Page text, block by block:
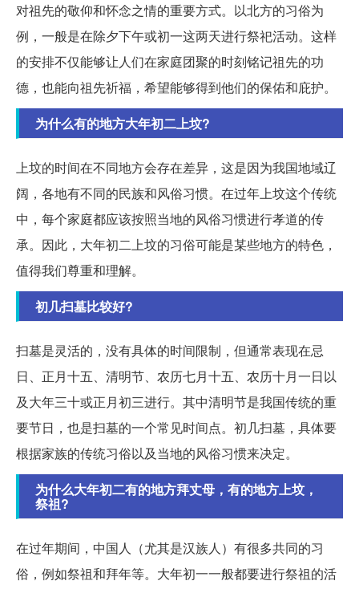
对祖先的敬仰和怀念之情的重要方式。以北方的习俗为
例，一般是在除夕下午或初一这两天进行祭祀活动。这样
的安排不仅能够让人们在家庭团聚的时刻铭记祖先的功
德，也能向祖先祈福，希望能够得到他们的保佑和庇护。
为什么有的地方大年初二上坟?
上坟的时间在不同地方会存在差异，这是因为我国地域辽
阔，各地有不同的民族和风俗习惯。在过年上坟这个传统
中，每个家庭都应该按照当地的风俗习惯进行孝道的传
承。因此，大年初二上坟的习俗可能是某些地方的特色，
值得我们尊重和理解。
初几扫墓比较好?
扫墓是灵活的，没有具体的时间限制，但通常表现在忌
日、正月十五、清明节、农历七月十五、农历十月一日以
及大年三十或正月初三进行。其中清明节是我国传统的重
要节日，也是扫墓的一个常见时间点。初几扫墓，具体要
根据家族的传统习俗以及当地的风俗习惯来决定。
为什么大年初二有的地方拜丈母，有的地方上坟，
祭祖?
在过年期间，中国人（尤其是汉族人）有很多共同的习
俗，例如祭祖和拜年等。大年初一一般都要进行祭祖的活